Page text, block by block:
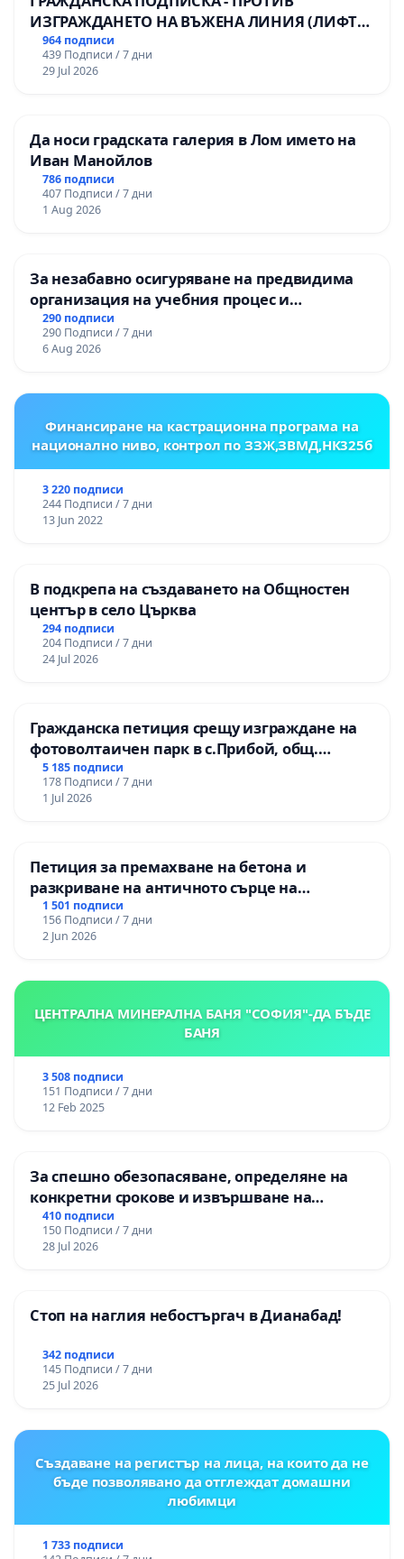
ИЗГРАЖДАНЕТО НА ВЪЖЕНА ЛИНИЯ (ЛИФТ)
НА ТЕРИТОРИЯТА НА ПРИРОДНА
ЗАБЕЛЕЖИТЕЛНОСТ „ХЪЛМ НА
ОСВОБОДИТЕЛИТЕ“ (БУНАРДЖИК)
964 подписи
439 Подписи / 7 дни
29 Jul 2026
Да носи градската галерия в Лом името на
Иван Манойлов
786 подписи
407 Подписи / 7 дни
1 Aug 2026
За незабавно осигуряване на предвидима
организация на учебния процес и
гарантиране на правото на равнопоставено
и качествено образование на учениците от
ОУ „Княз Александър I“ и Хуманитарна
290 подписи
290 Подписи / 7 дни
6 Aug 2026
Финансиране на кастрационна програма на
национално ниво, контрол по ЗЗЖ,ЗВМД,НК325б
3 220 подписи
244 Подписи / 7 дни
13 Jun 2022
В подкрепа на създаването на Общностен
център в село Църква
294 подписи
204 Подписи / 7 дни
24 Jul 2026
Гражданска петиция срещу изграждане на
фотоволтаичен парк в с.Прибой, общ.
Радомир
5 185 подписи
178 Подписи / 7 дни
1 Jul 2026
Петиция за премахване на бетона и
разкриване на античното сърце на
Могиланската могила във Враца
1 501 подписи
156 Подписи / 7 дни
2 Jun 2026
ЦЕНТРАЛНА МИНЕРАЛНА БАНЯ "СОФИЯ"-ДА БЪДЕ
БАНЯ
3 508 подписи
151 Подписи / 7 дни
12 Feb 2025
За спешно обезопасяване, определяне на
конкретни срокове и извършване на
цялостна рехабилитация на
републиканския път между пътен възел АМ
„Тракия“ - гр. Ихтиман - с. Мирово - к.к.
410 подписи
150 Подписи / 7 дни
28 Jul 2026
Стоп на наглия небостъргач в Дианабад!
342 подписи
145 Подписи / 7 дни
25 Jul 2026
Създаване на регистър на лица, на които да не
бъде позволявано да отглеждат домашни
любимци
1 733 подписи